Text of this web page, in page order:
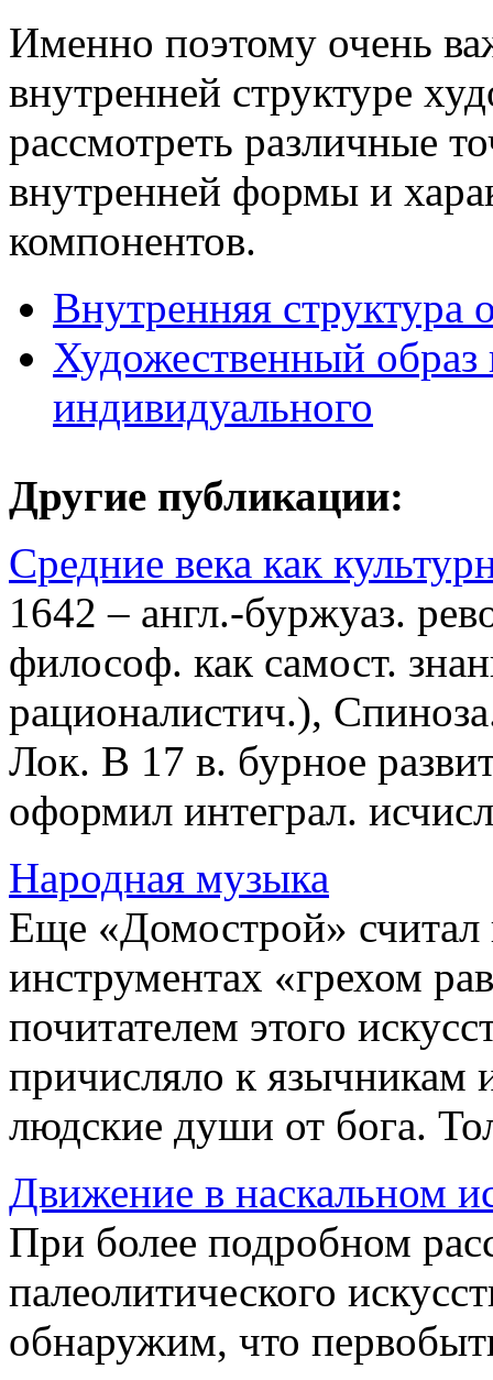
Именно поэтому очень
внутренней структуре
рассмотреть различные
внутренней формы и
компонентов.
Внутренняя структура
Художественный образ
индивидуального
Другие публикации:
Средние века как
1642 – англ.-буржуаз.
философ. как самост.
рационалистич.),
Лок. В 17 в. бурное
оформил интеграл.
Народная музыка
Еще «Домострой»
инструментах «грехом
почитателем этого
причисляло к язычникам
людские души от бога.
Движение в наскальном
При более подробном
палеолитического
обнаружим, что